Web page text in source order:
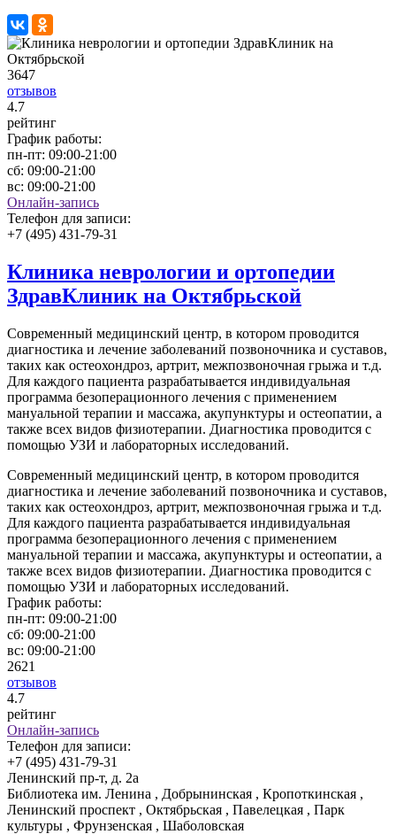
3647
отзывов
4.7
рейтинг
График работы:
пн-пт: 09:00-21:00
сб: 09:00-21:00
вс: 09:00-21:00
Онлайн-запись
Телефон для записи:
+7 (495) 431-79-31
Клиника неврологии и ортопедии
ЗдравКлиник на Октябрьской
Современный медицинский центр, в котором проводится
диагностика и лечение заболеваний позвоночника и суставов,
таких как остеохондроз, артрит, межпозвоночная грыжа и т.д.
Для каждого пациента разрабатывается индивидуальная
программа безоперационного лечения с применением
мануальной терапии и массажа, акупунктуры и остеопатии, а
также всех видов физиотерапии. Диагностика проводится с
помощью УЗИ и лабораторных исследований.
Современный медицинский центр, в котором проводится
диагностика и лечение заболеваний позвоночника и суставов,
таких как остеохондроз, артрит, межпозвоночная грыжа и т.д.
Для каждого пациента разрабатывается индивидуальная
программа безоперационного лечения с применением
мануальной терапии и массажа, акупунктуры и остеопатии, а
также всех видов физиотерапии. Диагностика проводится с
помощью УЗИ и лабораторных исследований.
График работы:
пн-пт: 09:00-21:00
сб: 09:00-21:00
вс: 09:00-21:00
2621
отзывов
4.7
рейтинг
Онлайн-запись
Телефон для записи:
+7 (495) 431-79-31
Ленинский пр-т, д. 2а
Библиотека им. Ленина , Добрынинская , Кропоткинская ,
Ленинский проспект , Октябрьская , Павелецкая , Парк
культуры , Фрунзенская , Шаболовская